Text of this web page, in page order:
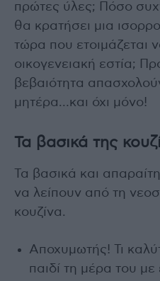
πρώτες ύλες; Πόσο
θα κρατήσει μια
τώρα που ετοιμάζεται
οικογενειακή εστία;
βεβαιότητα
μητέρα…και όχι μόνο!
Τα βασικά της
Τα βασικά και
να λείπουν από τη
κουζίνα.
Αποχυμωτής! Τι
παιδί τη μέρα του